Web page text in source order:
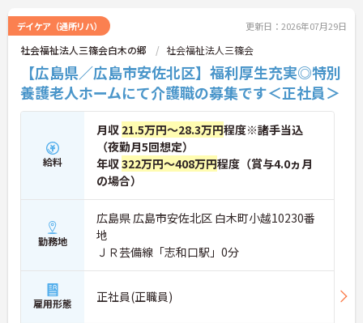
デイケア（通所リハ） 更新日：2026年07月29日
社会福祉法人三篠会白木の郷 社会福祉法人三篠会
【広島県／広島市安佐北区】福利厚生充実◎特別
養護老人ホームにて介護職の募集です＜正社員＞
給料
月収 21.5万円～28.3万円程度※諸手当込
（夜勤月5回想定）
年収322万円～408万円程度（賞与4.0ヵ月
の場合）
勤務地
広島県 広島市安佐北区 白木町小越10230番
地
ＪＲ芸備線「志和口駅」0分
雇用形態 正社員(正職員)